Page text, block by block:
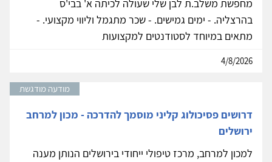
מחפשת משלב.ת לבן שלי שעולה לכיתה א' בבי'ס
בהרצליה. - ימים גמישים. - שכר מתגמל וליווי מקצועי. -
מתאים במיוחד לסטודנטים למקצועות
4/8/2026
מודעה מודגשת
דרושים פסיכולוג קליני מוסמך להדרכה - מכון למרחב
ירושלים
למכון למרחב, מרכז טיפולי ייחודי בירושלים הנותן מענה